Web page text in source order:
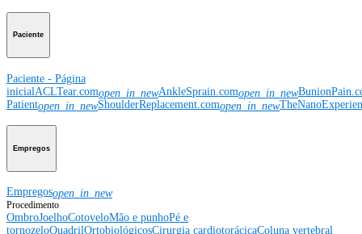
Paciente
Paciente - Página
inicialACLTear.comopen_in_newAnkleSprain.comopen_in_new
Patientopen_in_newShoulderReplacement.comopen_in_new
Empregos
Empregosopen_in_new
Procedimento
OmbroJoelhoCotoveloMão e punhoPé e
tornozeloQuadrilOrtobiológicosCirurgia cardiotorácicaColuna vertebral